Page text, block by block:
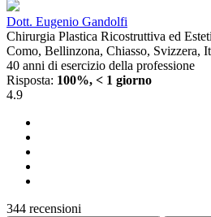
Dott. Eugenio Gandolfi
Chirurgia Plastica Ricostruttiva ed
Como, Bellinzona, Chiasso, Svizzera,
40 anni di esercizio della professione
Risposta: 100%, < 1 giorno
4.9
344 recensioni